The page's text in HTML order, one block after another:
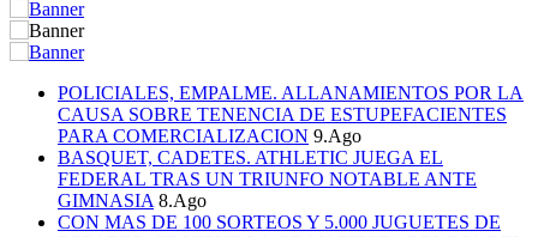
POLICIALES, EMPALME. ALLANAMIENTOS POR LA
CAUSA SOBRE TENENCIA DE ESTUPEFACIENTES
PARA COMERCIALIZACION 9.Ago
BASQUET, CADETES. ATHLETIC JUEGA EL
FEDERAL TRAS UN TRIUNFO NOTABLE ANTE
GIMNASIA 8.Ago
CON MAS DE 100 SORTEOS Y 5.000 JUGUETES DE